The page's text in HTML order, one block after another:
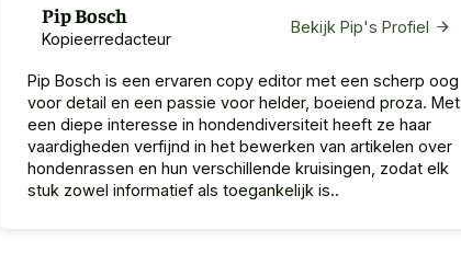
Pip Bosch
Kopieerredacteur
Bekijk Pip's Profiel
Pip Bosch is een ervaren copy editor met een scherp oog
voor detail en een passie voor helder, boeiend proza. Met
een diepe interesse in hondendiversiteit heeft ze haar
vaardigheden verfijnd in het bewerken van artikelen over
hondenrassen en hun verschillende kruisingen, zodat elk
stuk zowel informatief als toegankelijk is..